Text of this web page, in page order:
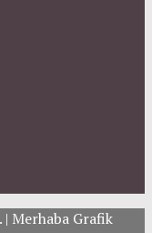
| Merhaba Grafik